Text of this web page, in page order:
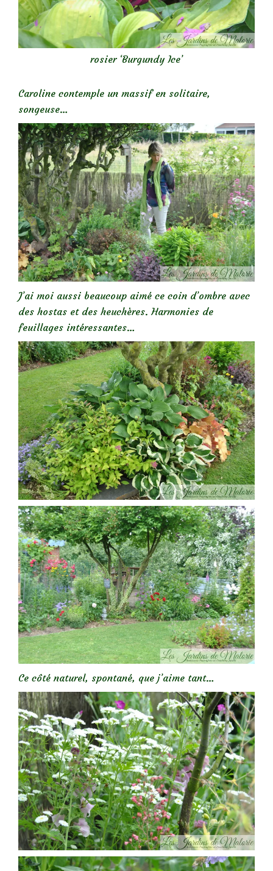
rosier ‘Burgundy Ice’
Caroline contemple un massif en solitaire,
songeuse…
J’ai moi aussi beaucoup aimé ce coin d’ombre avec
des hostas et des heuchères. Harmonies de
feuillages intéressantes…
Ce côté naturel, spontané, que j’aime tant…